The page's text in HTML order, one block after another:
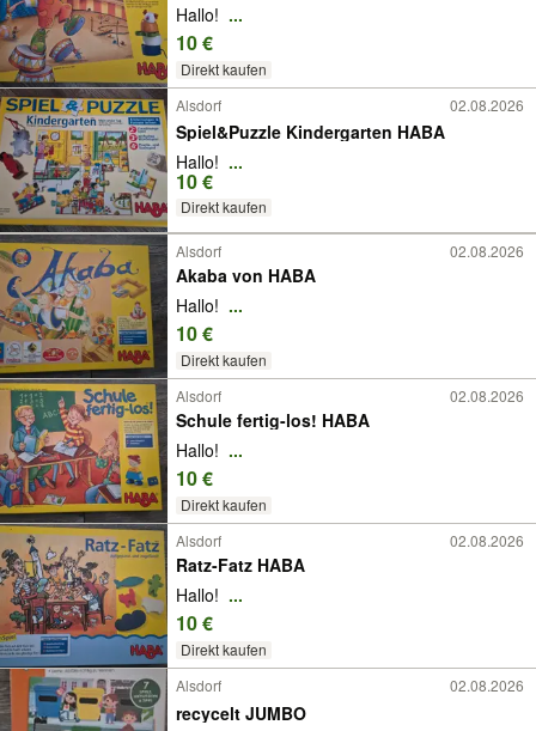
Hallo! ...
10 €
Direkt kaufen
Alsdorf
02.08.2026
Spiel&Puzzle Kindergarten HABA
Hallo! ...
10 €
Direkt kaufen
Alsdorf 02.08.2026
Akaba von HABA
Hallo! ...
10 €
Direkt kaufen
Alsdorf
02.08.2026
Schule fertig-los! HABA
Hallo! ...
10 €
Direkt kaufen
Alsdorf
02.08.2026
Ratz-Fatz HABA
Hallo! ...
10 €
Direkt kaufen
Alsdorf
02.08.2026
recycelt JUMBO